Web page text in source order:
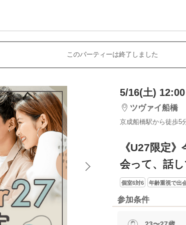
このパーティーは終了しました
5/16(土)
ツヴァイ船橋
京成船橋駅から徒歩5
《U27限定
会って、話
個室6対6 年齢重視で出
参加条件